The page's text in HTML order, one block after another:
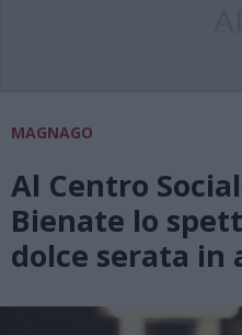
MAGNAGO
Al Centro
Bienate lo
dolce serata in